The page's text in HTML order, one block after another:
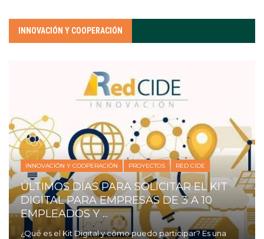
INNOVACIÓN Y COOPERACIÓN
INNOVACIÓN Y COOPERACIÓN PROYECTOS RED CIDE
ÚLTIMOS DÍAS PARA SOLICITAR EL KIT
DIGITAL PARA EMPRESAS DE 3 A 10
EMPLEADOS Y ...
¿Qué es el Kit Digital y cómo puedo participar? Es una